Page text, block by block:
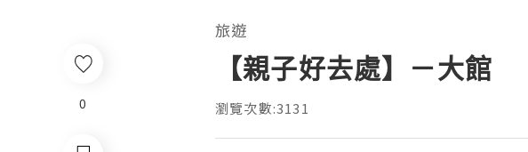
0
旅遊
【親子好去處】－大館
瀏覽次數:3131